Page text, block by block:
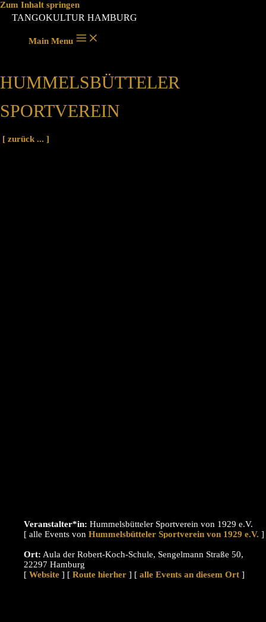
Zum Inhalt springen
TANGOKULTUR HAMBURG
Main Menu
HUMMELSBÜTTELER
SPORTVEREIN
[ zurück ... ]
Veranstalter*in: Hummelsbütteler Sportverein von 1929 e.V.
[ alle Events von
]
Ort: Aula der Robert-Koch-Schule, Sengelmann Straße 50,
22297 Hamburg
[ Website ] [ Route hierher ] [ alle Events an diesem Ort ]